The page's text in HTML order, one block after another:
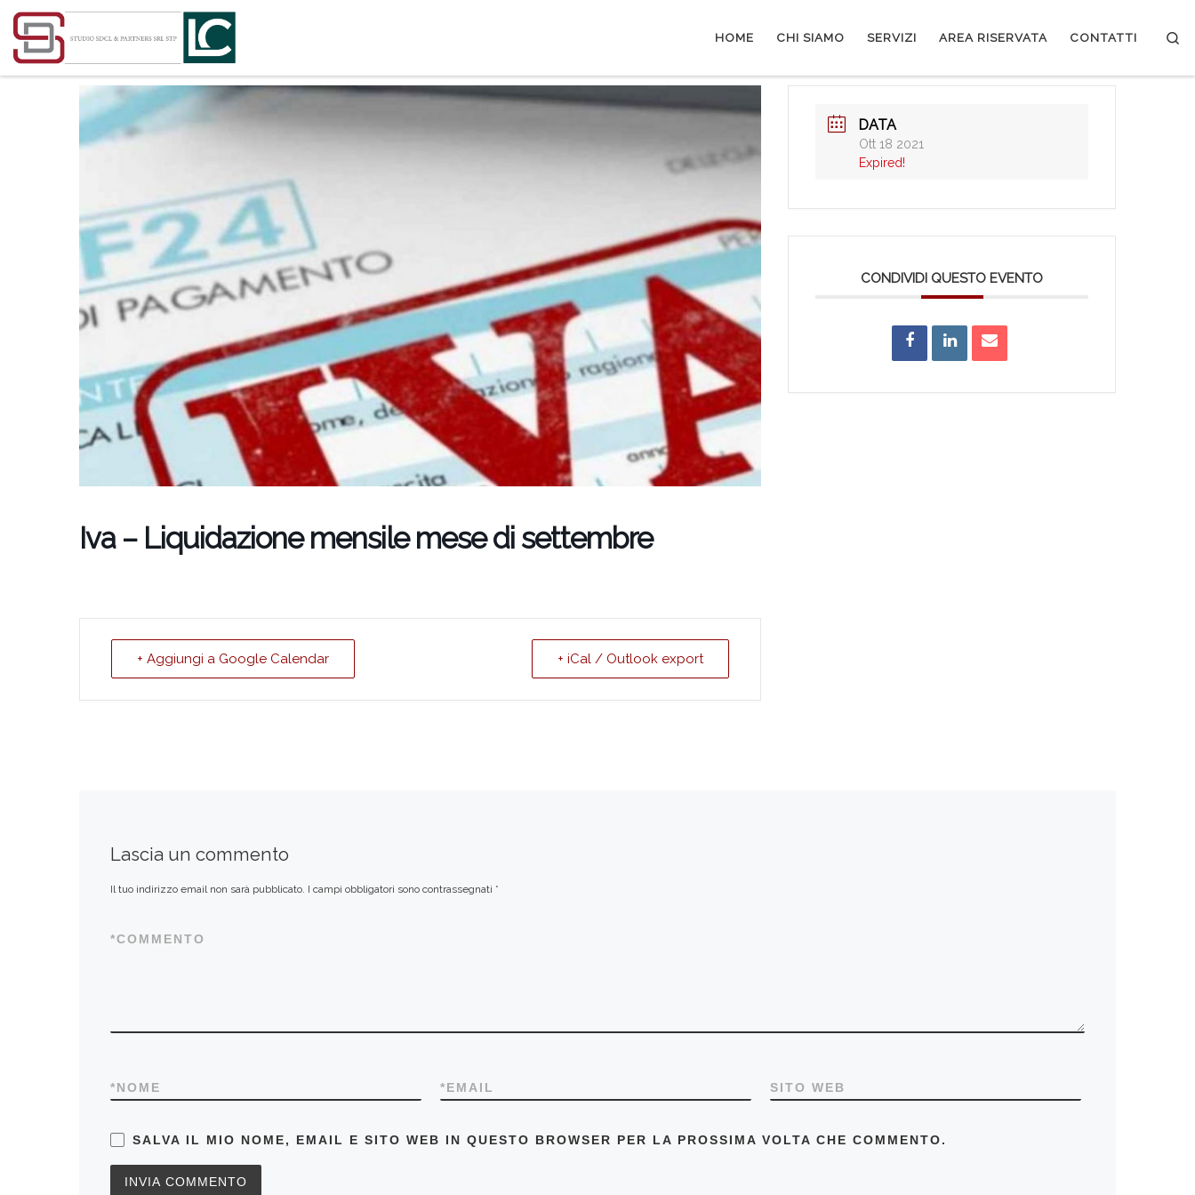
Passa al contenuto
HOME
CHI SIAMO SERVIZI AREA RISERVATA CONTATTI
Iva – Liquidazione mensile mese di settembre
+ Aggiungi a Google Calendar + iCal / Outlook export
DATA
Ott 18 2021
Expired!
CONDIVIDI QUESTO EVENTO
Lascia un commento
Il tuo indirizzo email non sarà pubblicato. I campi obbligatori sono contrassegnati *
COMMENTO
*
NOME
* EMAIL
* SITO WEB
SALVA IL MIO NOME, EMAIL E SITO WEB IN QUESTO BROWSER PER LA PROSSIMA VOLTA CHE COMMENTO.